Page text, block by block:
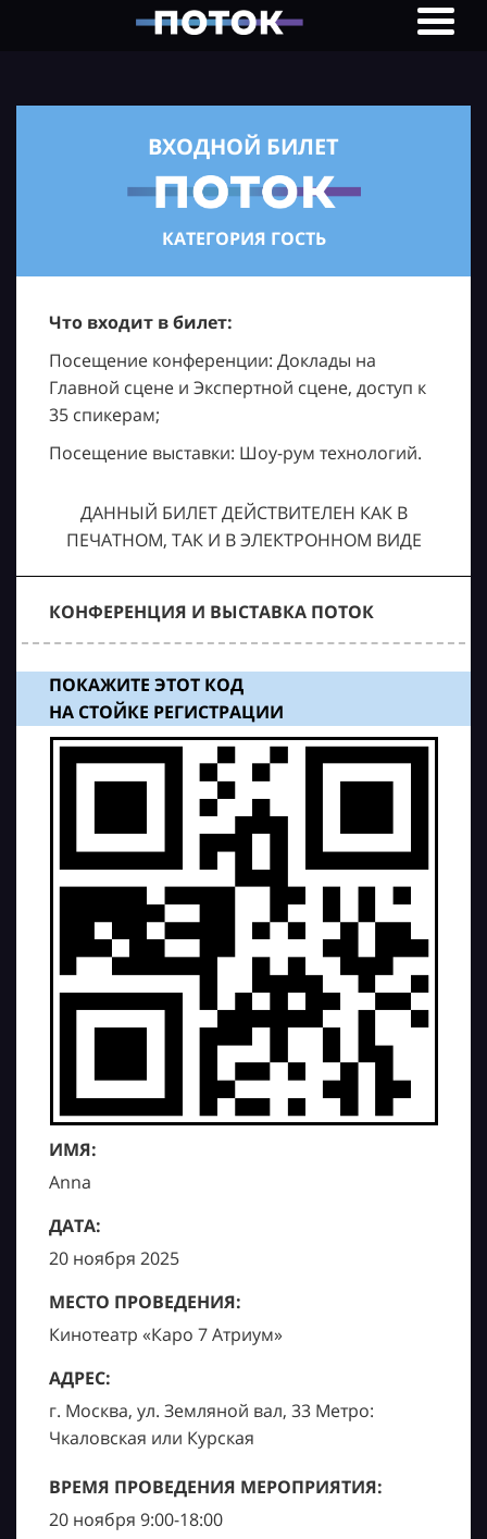
ВХОДНОЙ БИЛЕТ
КАТЕГОРИЯ ГОСТЬ
Что входит в билет:
Посещение конференции: Доклады на
Главной сцене и Экспертной сцене, доступ к
35 спикерам;
Посещение выставки: Шоу-рум технологий.
ДАННЫЙ БИЛЕТ ДЕЙСТВИТЕЛЕН КАК В
ПЕЧАТНОМ, ТАК И В ЭЛЕКТРОННОМ ВИДЕ
КОНФЕРЕНЦИЯ И ВЫСТАВКА ПОТОК
ПОКАЖИТЕ ЭТОТ КОД
НА СТОЙКЕ РЕГИСТРАЦИИ
ИМЯ:
Anna
ДАТА:
20 ноября 2025
МЕСТО ПРОВЕДЕНИЯ:
Кинотеатр «Каро 7 Атриум»
АДРЕС:
г. Москва, ул. Земляной вал, 33 Метро:
Чкаловская или Курская
ВРЕМЯ ПРОВЕДЕНИЯ МЕРОПРИЯТИЯ:
20 ноября 9:00-18:00